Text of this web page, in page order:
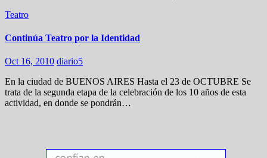
Teatro
Continúa Teatro por la Identidad
Oct 16, 2010 diario5
En la ciudad de BUENOS AIRES Hasta el 23 de OCTUBRE Se
trata de la segunda etapa de la celebración de los 10 años de esta
actividad, en donde se pondrán…